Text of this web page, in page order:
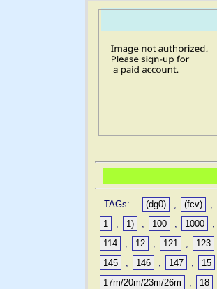
TAGs: (dg0) , (fcv) ,
1
, 1) , 100 , 1000 ,
114
, 12 , 121 , 123
145
, 146 , 147 , 15
17m/20m/23m/26m
, 18